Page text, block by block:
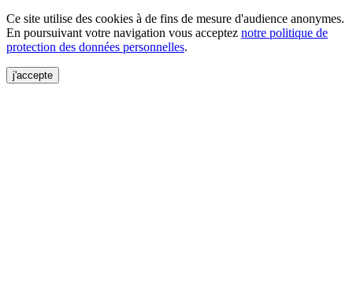
Ce site utilise des cookies à de fins de mesure d'audience anonymes.
En poursuivant votre navigation vous acceptez notre politique de
protection des données personnelles.
j'accepte